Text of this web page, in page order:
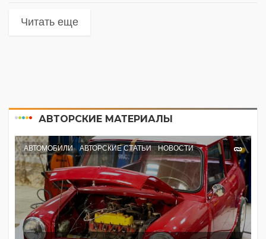
Читать еще
АВТОРСКИЕ МАТЕРИАЛЫ
АВТОМОБИЛИ АВТОРСКИЕ СТАТЬИ НОВОСТИ